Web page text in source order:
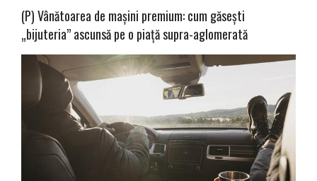
(P) Vânătoarea de mașini premium: cum găsești
„bijuteria” ascunsă pe o piață supra-aglomerată